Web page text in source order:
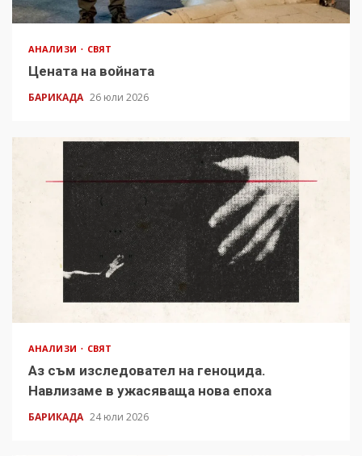
АНАЛИЗИ СВЯТ
Цената на войната
БАРИКАДА 26 юли 2026
АНАЛИЗИ СВЯТ
Аз съм изследовател на геноцида.
Навлизаме в ужасяваща нова епоха
БАРИКАДА 24 юли 2026